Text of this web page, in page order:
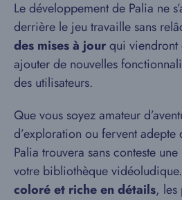
Le développement de Palia ne
derrière le jeu travaille sans
des mises à jourqui viendront
ajouter de nouvelles
des utilisateurs.
Que vous soyez amateur
d’exploration ou fervent adepte
Palia trouvera sans conteste
votre bibliothèque
coloré et riche en détails, les